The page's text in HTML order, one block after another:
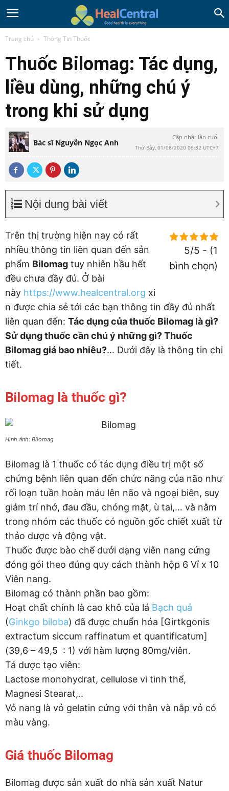
Trang chủ Thông Tin Thuốc
Thuốc Bilomag: Tác dụng,
liều dùng, những chú ý
trong khi sử dụng
Bác sĩ Nguyễn Ngọc Anh
Cập nhật lần cuối
Thứ Bảy, 01/08/2020 06:32 UTC+7
Nội dung bài viết
5/5 - (1
bình chọn)
Trên thị trường hiện nay có rất
nhiều thông tin liên quan đến sản
phẩm Bilomag tuy nhiên hầu hết
đều chưa đầy đủ. Ở bài
này https://www.healcentral.org xi
n được chia sẻ tới các bạn thông tin đầy đủ nhất
liên quan đến: Tác dụng của thuốc Bilomag là gì?
Sử dụng thuốc cần chú ý những gì? Thuốc
Bilomag giá bao nhiêu?… Dưới đây là thông tin chi
tiết.
Bilomag là thuốc gì?
Hình ảnh: Bilomag
Bilomag là 1 thuốc có tác dụng điều trị một số
chứng bệnh liên quan đến chức năng của não như
rối loạn tuần hoàn máu lên não và ngoại biên, suy
giảm trí nhớ, đau đầu, chóng mặt, ù tai,… và nằm
trong nhóm các thuốc có nguồn gốc chiết xuất từ
thảo dược và động vật.
Thuốc được bào chế dưới dạng viên nang cứng
đóng gói theo đúng quy cách thành hộp 6 Vỉ x 10
Viên nang.
Bilomag có thành phần bao gồm:
Hoạt chất chính là cao khô của lá Bạch quả
(Ginkgo biloba) đã được chuẩn hóa [Girtkgonis
extractum siccum raffinatum et quantificatum]
(39,6 – 49,5 : 1) với hàm lượng 80mg/viên.
Tá dược tạo viên:
Lactose monohydrat, cellulose vi tinh thể,
Magnesi Stearat,..
Vỏ nang là vỏ gelatin cứng với thân và nắp vỏ có
màu vàng.
Giá thuốc Bilomag
Bilomag được sản xuất do nhà sản xuất Natur